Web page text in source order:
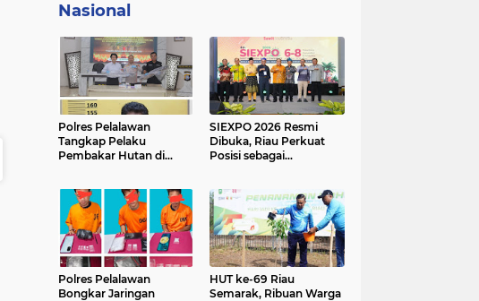
Nasional
Polres Pelalawan
Tangkap Pelaku
Pembakar Hutan di
Kebun Sawit
SIEXPO 2026 Resmi
Dibuka, Riau Perkuat
Posisi sebagai
Polres Pelalawan
Bongkar Jaringan
HUT ke-69 Riau
Semarak, Ribuan Warga